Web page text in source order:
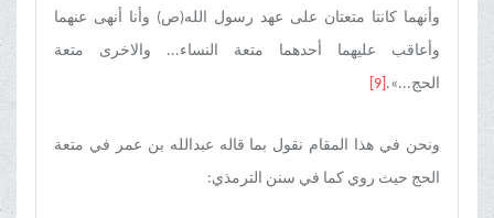
وأنهما کانتا متعتان علی عهد رسول الله(ص) وأنا أنهی عنهما
وأعاقب علیهما أحدهما متعة النساء... والاخری متعة
الحج...». [9]
ونحن في هذا المقام نقول بما قاله عبدالله بن عمر في متعة
الحج حیث روي کما في سنن الترمذي: